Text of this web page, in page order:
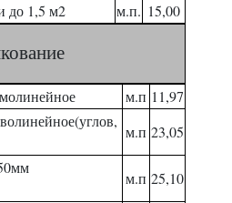
до 1,5 м2 м.п. 15,00
м.п 11,97
м.п 23,05
м.п 25,10